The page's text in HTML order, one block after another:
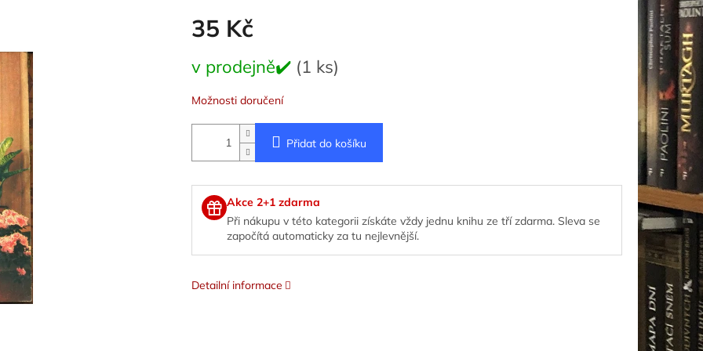
35 Kč
cena:
v prodejně✔️ (1 ks)
Možnosti doručení
Přidat do košíku
Akce 2+1 zdarma
Při nákupu v této kategorii získáte vždy jednu knihu ze tří zdarma. Sleva se
započítá automaticky za tu nejlevnější.
Detailní informace